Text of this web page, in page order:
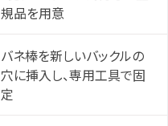
規品を用意
バネ棒を新しいバックルの
穴に挿入し、専用工具で固
定